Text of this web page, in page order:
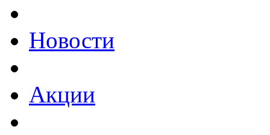
Новости
Акции